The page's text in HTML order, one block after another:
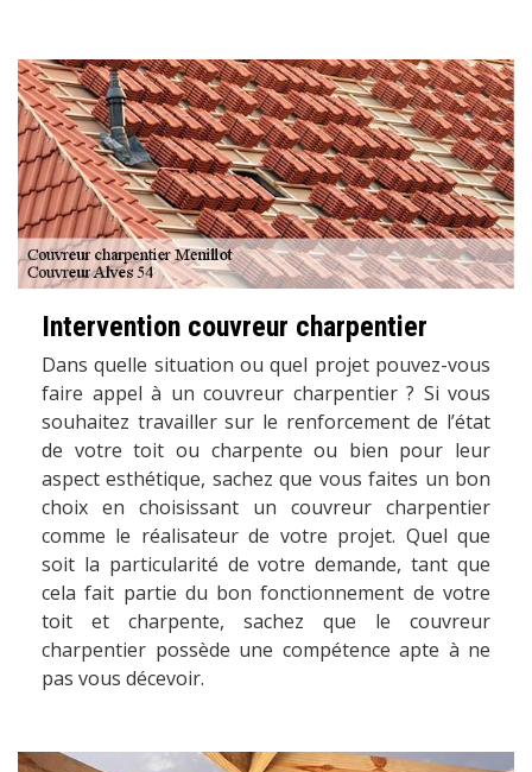
Intervention couvreur charpentier
Dans quelle situation ou quel projet pouvez-vous
faire appel à un couvreur charpentier ? Si vous
souhaitez travailler sur le renforcement de l’état
de votre toit ou charpente ou bien pour leur
aspect esthétique, sachez que vous faites un bon
choix en choisissant un couvreur charpentier
comme le réalisateur de votre projet. Quel que
soit la particularité de votre demande, tant que
cela fait partie du bon fonctionnement de votre
toit et charpente, sachez que le couvreur
charpentier possède une compétence apte à ne
pas vous décevoir.